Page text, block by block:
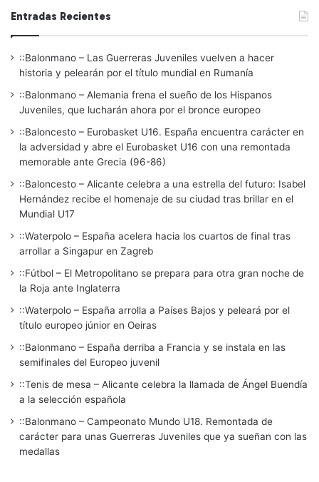
Entradas Recientes
::Balonmano – Las Guerreras Juveniles vuelven a hacer
historia y pelearán por el título mundial en Rumanía
::Balonmano – Alemania frena el sueño de los Hispanos
Juveniles, que lucharán ahora por el bronce europeo
::Baloncesto – Eurobasket U16. España encuentra carácter en
la adversidad y abre el Eurobasket U16 con una remontada
memorable ante Grecia (96-86)
::Baloncesto – Alicante celebra a una estrella del futuro: Isabel
Hernández recibe el homenaje de su ciudad tras brillar en el
Mundial U17
::Waterpolo – España acelera hacia los cuartos de final tras
arrollar a Singapur en Zagreb
::Fútbol – El Metropolitano se prepara para otra gran noche de
la Roja ante Inglaterra
::Waterpolo – España arrolla a Países Bajos y peleará por el
título europeo júnior en Oeiras
::Balonmano – España derriba a Francia y se instala en las
semifinales del Europeo juvenil
::Tenis de mesa – Alicante celebra la llamada de Ángel Buendía
a la selección española
::Balonmano – Campeonato Mundo U18. Remontada de
carácter para unas Guerreras Juveniles que ya sueñan con las
medallas